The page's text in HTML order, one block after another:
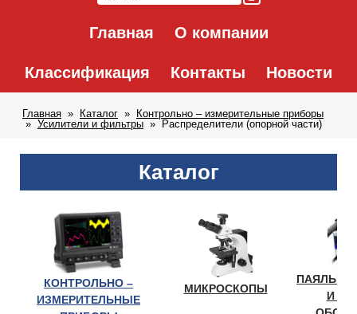
Главная О компании
Классификация Контакты Новости
Главная Каталог
Контрольно – измерительные приборы
Усилители и фильтры
Распределители (опорной части)
Каталог
КОНТРОЛЬНО –
ИЗМЕРИТЕЛЬНЫЕ
МИКРОСКОПЫ
И